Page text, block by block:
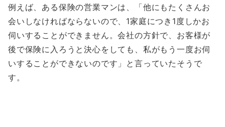
例えば、ある保険の営業マンは、「他にもたくさんお
会いしなければならないので、1家庭につき1度しかお
伺いすることができません。会社の方針で、お客様が
後で保険に入ろうと決心をしても、私がもう一度お伺
いすることができないのです」と言っていたそうで
す。